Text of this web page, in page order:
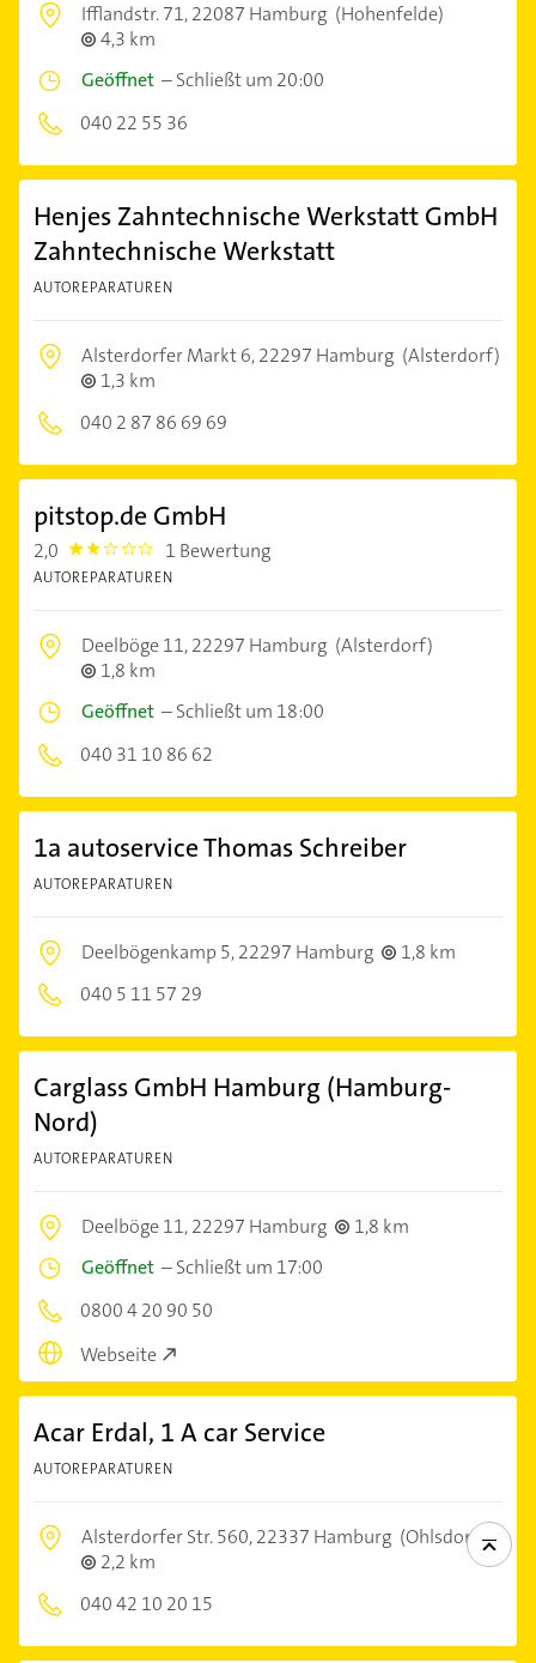
Ifflandstr. 71,22087 Hamburg (Hohenfelde)
4,3 km
Geöffnet –Schließt um 20:00
040 22 55 36
Henjes Zahntechnische Werkstatt GmbH
Zahntechnische Werkstatt
AUTOREPARATUREN
Alsterdorfer Markt 6,22297 Hamburg (Alsterdorf)
1,3 km
040 2 87 86 69 69
pitstop.de GmbH
2,0 2.0 1 Bewertung
AUTOREPARATUREN
Deelböge 11,22297 Hamburg (Alsterdorf)
1,8 km
Geöffnet –Schließt um 18:00
040 31 10 86 62
1a autoservice Thomas Schreiber
AUTOREPARATUREN
Deelbögenkamp 5,22297 Hamburg
1,8 km
040 5 11 57 29
Carglass GmbH Hamburg (Hamburg-
Nord)
AUTOREPARATUREN
Deelböge 11,22297 Hamburg
1,8 km
Geöffnet –Schließt um 17:00
0800 4 20 90 50
Webseite
Acar Erdal, 1 A car Service
AUTOREPARATUREN
Alsterdorfer Str. 560,22337 Hamburg (Ohlsdorf)
2,2 km
040 42 10 20 15